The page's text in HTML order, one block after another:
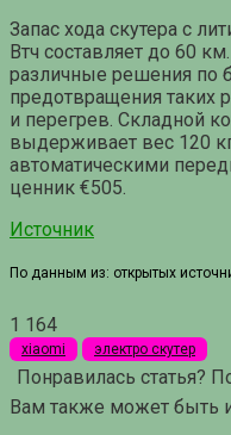
Запас хода скутера с
Втч составляет до 60 км.
различные решения по
предотвращения таких
и перегрев. Складной
выдерживает вес 120
автоматическими
ценник €505.
Источник
По данным из: открытых
1 164
xiaomi электро скутер
Понравилась статья?
Вам также может быть